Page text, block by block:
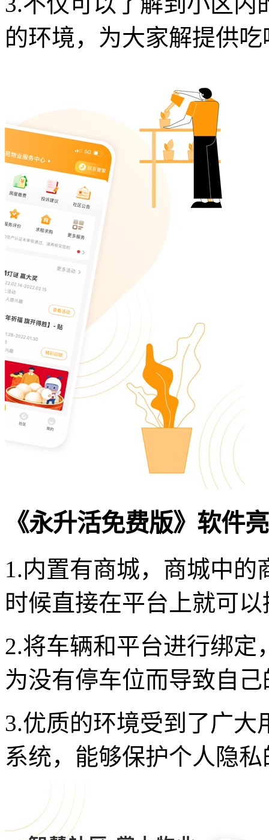
的环境，为大家解提供
《永升活免费版》软件
1.内置有商城，商城中的
时候直接在平台上就可
2.将车辆和平台进行绑定
为没有停车位而导致自
3.优质的环境受到了广大
系统，能够保护个人隐私